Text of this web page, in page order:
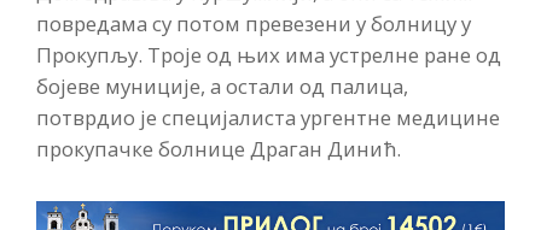
повредама су потом превезени у болницу у
Прокупљу. Троје од њих има устрелне ране од
бојеве муниције, а остали од палица,
потврдио је специјалиста ургентне медицине
прокупачке болнице Драган Динић.